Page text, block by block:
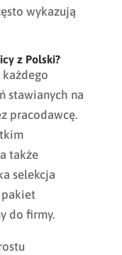
wykazują
z Polski?
każdego
stawianych na
pracodawcę.
także
selekcja
do firmy.